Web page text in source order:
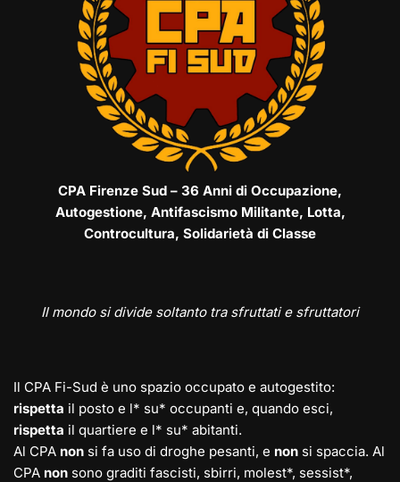
CPA Firenze Sud – 36 Anni di Occupazione,
Autogestione, Antifascismo Militante, Lotta,
Controcultura, Solidarietà di Classe
Il mondo si divide soltanto tra sfruttati e sfruttatori
Il CPA Fi-Sud è uno spazio occupato e autogestito:
rispetta il posto e l* su* occupanti e, quando esci,
rispetta il quartiere e l* su* abitanti.
Al CPA non si fa uso di droghe pesanti, e non si spaccia. Al
CPA non sono graditi fascisti, sbirri, molest*, sessist*,